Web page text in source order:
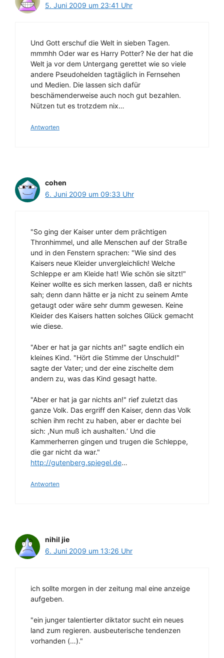
5. Juni 2009 um 23:41 Uhr
Und Gott erschuf die Welt in sieben Tagen.
mmmhh Oder war es Harry Potter? Ne der hat die
Welt ja vor dem Untergang gerettet wie so viele
andere Pseudohelden tagtäglich in Fernsehen
und Medien. Die lassen sich dafür
beschämenderweise auch noch gut bezahlen.
Nützen tut es trotzdem nix…
Antworten
cohen
6. Juni 2009 um 09:33 Uhr
"So ging der Kaiser unter dem prächtigen
Thronhimmel, und alle Menschen auf der Straße
und in den Fenstern sprachen: "Wie sind des
Kaisers neue Kleider unvergleichlich! Welche
Schleppe er am Kleide hat! Wie schön sie sitzt!"
Keiner wollte es sich merken lassen, daß er nichts
sah; denn dann hätte er ja nicht zu seinem Amte
getaugt oder wäre sehr dumm gewesen. Keine
Kleider des Kaisers hatten solches Glück gemacht
wie diese.
"Aber er hat ja gar nichts an!" sagte endlich ein
kleines Kind. "Hört die Stimme der Unschuld!"
sagte der Vater; und der eine zischelte dem
andern zu, was das Kind gesagt hatte.
"Aber er hat ja gar nichts an!" rief zuletzt das
ganze Volk. Das ergriff den Kaiser, denn das Volk
schien ihm recht zu haben, aber er dachte bei
sich: ,Nun muß ich aushalten.‘ Und die
Kammerherren gingen und trugen die Schleppe,
die gar nicht da war."
http://gutenberg.spiegel.de…
Antworten
nihil jie
6. Juni 2009 um 13:26 Uhr
ich sollte morgen in der zeitung mal eine anzeige
aufgeben.
"ein junger talentierter diktator sucht ein neues
land zum regieren. ausbeuterische tendenzen
vorhanden (…)."